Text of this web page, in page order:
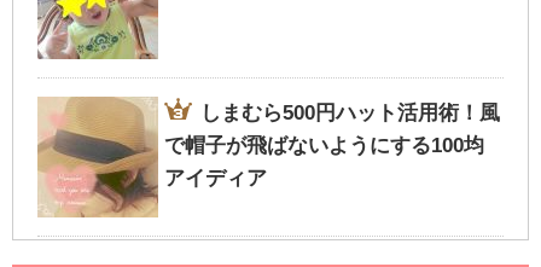
卒園式・入園式ママのファッションコーデ
｜恥をかかないマナーNG・OKポイントま
とめ
しまむら500円ハット活用術！風
で帽子が飛ばないようにする100均
アイディア